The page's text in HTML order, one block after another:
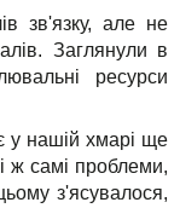
зв'язку, але не
Заглянули в
ресурси
у нашій хмарі ще
ж самі проблеми,
з'ясувалося,